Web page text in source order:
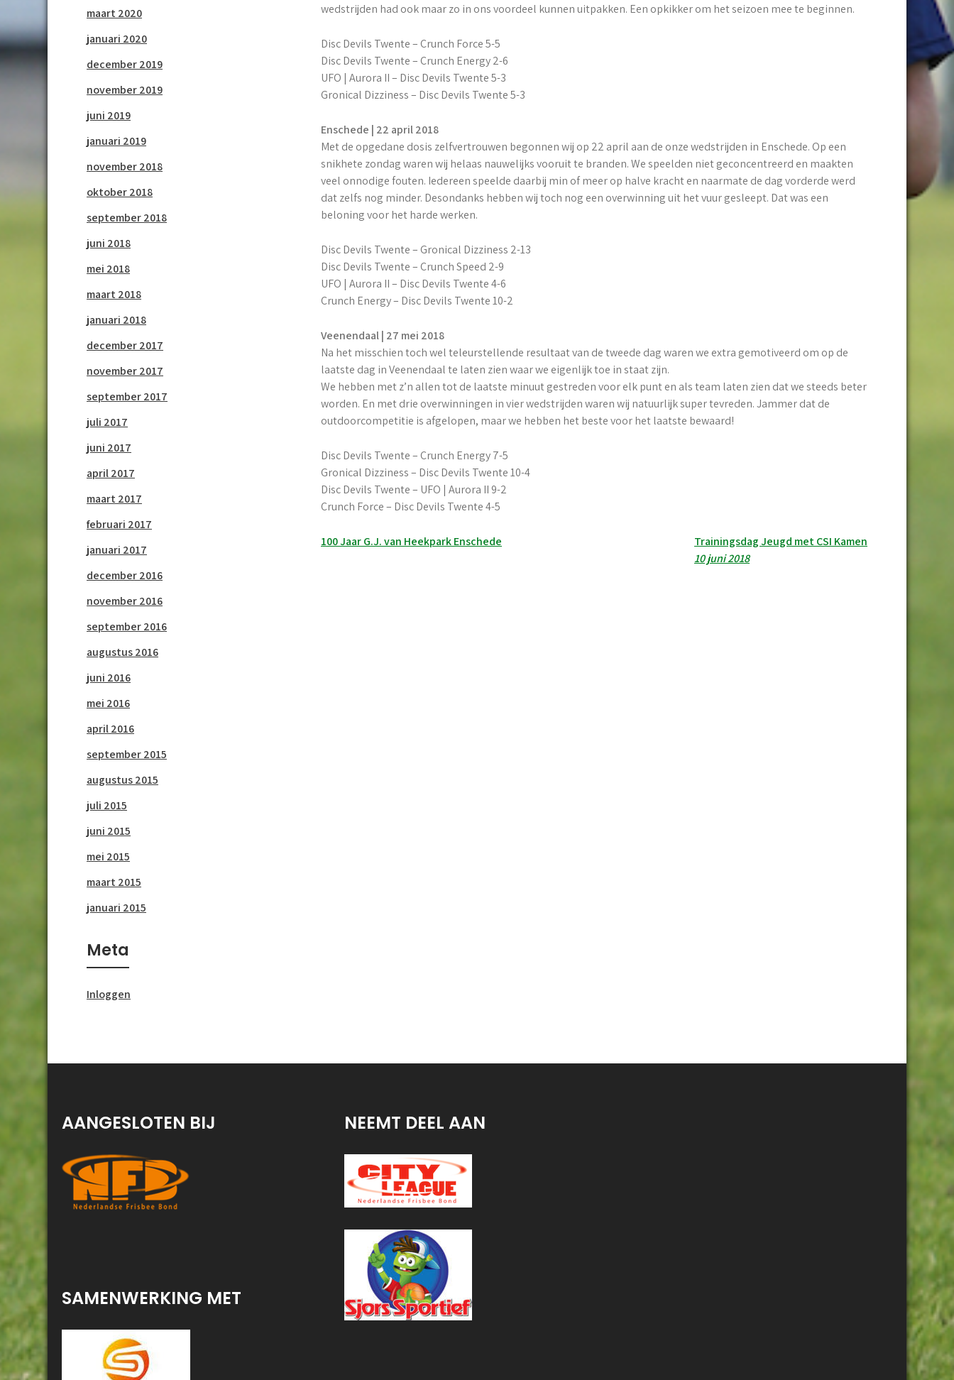
wedstrijden had ook maar zo in ons voordeel kunnen uitpakken. Een opkikker om het seizoen mee te beginnen.
Disc Devils Twente – Crunch Force 5-5
Disc Devils Twente – Crunch Energy 2-6
UFO | Aurora II – Disc Devils Twente 5-3
Gronical Dizziness – Disc Devils Twente 5-3
Enschede | 22 april 2018
Met de opgedane dosis zelfvertrouwen begonnen wij op 22 april aan de onze wedstrijden in Enschede. Op een
snikhete zondag waren wij helaas nauwelijks vooruit te branden. We speelden niet geconcentreerd en maakten
veel onnodige fouten. Iedereen speelde daarbij min of meer op halve kracht en naarmate de dag vorderde werd
dat zelfs nog minder. Desondanks hebben wij toch nog een overwinning uit het vuur gesleept. Dat was een
beloning voor het harde werken.
Disc Devils Twente – Gronical Dizziness 2-13
Disc Devils Twente – Crunch Speed 2-9
UFO | Aurora II – Disc Devils Twente 4-6
Crunch Energy – Disc Devils Twente 10-2
Veenendaal | 27 mei 2018
Na het misschien toch wel teleurstellende resultaat van de tweede dag waren we extra gemotiveerd om op de
laatste dag in Veenendaal te laten zien waar we eigenlijk toe in staat zijn.
We hebben met z’n allen tot de laatste minuut gestreden voor elk punt en als team laten zien dat we steeds beter
worden. En met drie overwinningen in vier wedstrijden waren wij natuurlijk super tevreden. Jammer dat de
outdoorcompetitie is afgelopen, maar we hebben het beste voor het laatste bewaard!
Disc Devils Twente – Crunch Energy 7-5
Gronical Dizziness – Disc Devils Twente 10-4
Disc Devils Twente – UFO | Aurora II 9-2
Crunch Force – Disc Devils Twente 4-5
Berichtnavigatie
100 Jaar G.J. van Heekpark Enschede
Trainingsdag Jeugd met CSI Kamen
10 juni 2018
maart 2020
januari 2020
december 2019
november 2019
juni 2019
januari 2019
november 2018
oktober 2018
september 2018
juni 2018
mei 2018
maart 2018
januari 2018
december 2017
november 2017
september 2017
juli 2017
juni 2017
april 2017
maart 2017
februari 2017
januari 2017
december 2016
november 2016
september 2016
augustus 2016
juni 2016
mei 2016
april 2016
september 2015
augustus 2015
juli 2015
juni 2015
mei 2015
maart 2015
januari 2015
Meta
Inloggen
AANGESLOTEN BIJ
SAMENWERKING MET
NEEMT DEEL AAN